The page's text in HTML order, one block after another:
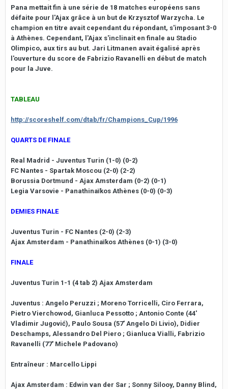
Pana mettait fin à une série de 18 matches européens sans
défaite pour l'Ajax grâce à un but de Krzysztof Warzycha. Le
champion en titre avait cependant du répondant, s'imposant 3-0
à Athènes. Cependant, l'Ajax s'inclinait en finale au Stadio
Olimpico, aux tirs au but. Jari Litmanen avait égalisé après
l'ouverture du score de Fabrizio Ravanelli en début de match
pour la Juve.
TABLEAU
http://scoreshelf.com/dtab/fr/Champions_Cup/1996
QUARTS DE FINALE
Real Madrid - Juventus Turin (1-0) (0-2)
FC Nantes - Spartak Moscou (2-0) (2-2)
Borussia Dortmund - Ajax Amsterdam (0-2) (0-1)
Legia Varsovie - Panathinaïkos Athènes (0-0) (0-3)
DEMIES FINALE
Juventus Turin - FC Nantes (2-0) (2-3)
Ajax Amsterdam - Panathinaïkos Athènes (0-1) (3-0)
FINALE
Juventus Turin 1-1 (4 tab 2) Ajax Amsterdam
Juventus : Angelo Peruzzi ; Moreno Torricelli, Ciro Ferrara,
Pietro Vierchowod, Gianluca Pessotto ; Antonio Conte (44'
Vladimir Jugović), Paulo Sousa (57' Angelo Di Livio), Didier
Deschamps, Alessandro Del Piero ; Gianluca Vialli, Fabrizio
Ravanelli (77' Michele Padovano)
Entraîneur : Marcello Lippi
Ajax Amsterdam : Edwin van der Sar ; Sonny Silooy, Danny Blind,